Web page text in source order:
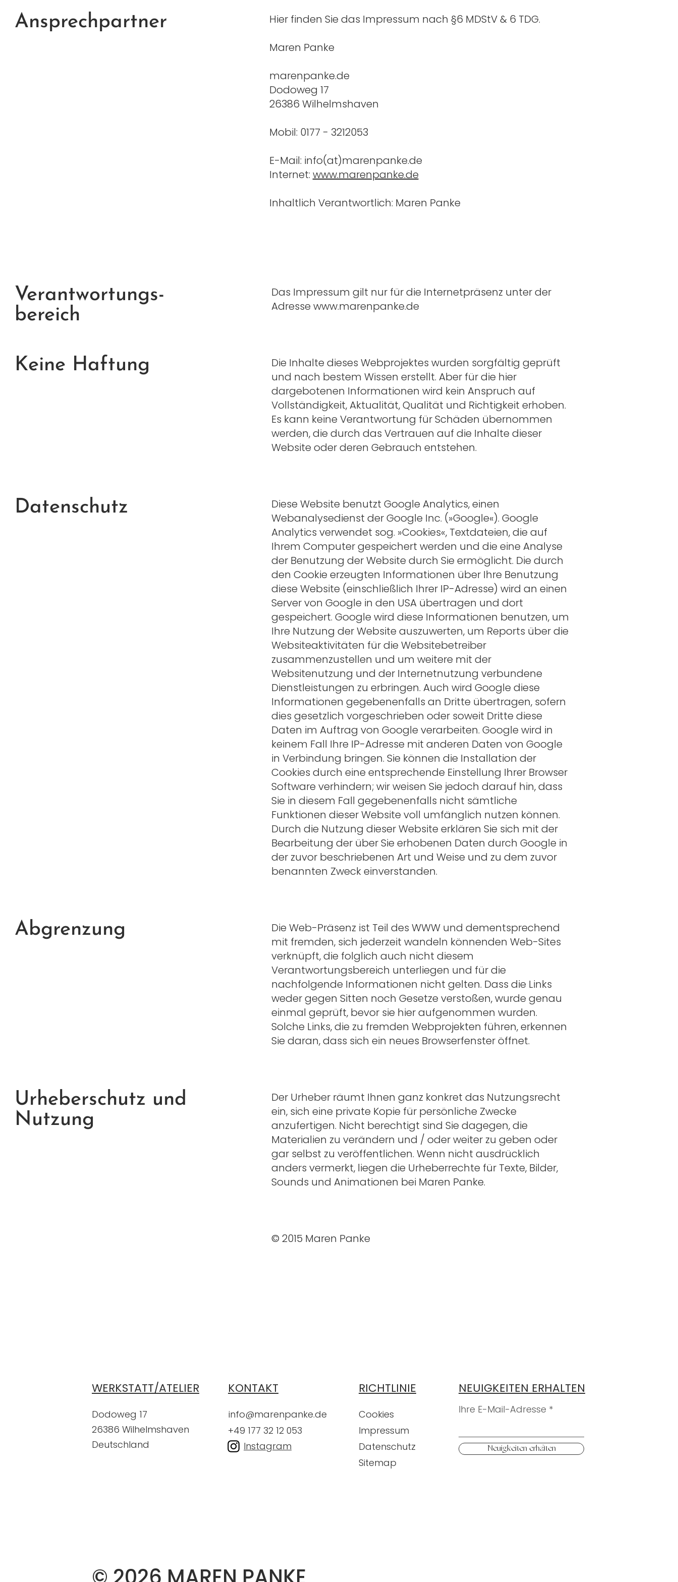
Ansprechpartner
Verantwortungs-
bereich
Keine Haftung
Datenschutz
Abgrenzung
Urheberschutz und
Nutzung
Hier finden Sie das Impressum nach §6 MDStV & 6 TDG.
Maren Panke
marenpanke.de
Dodoweg 17
26386 Wilhelmshaven
Mobil: 0177 - 3212053
E-Mail: info(at)marenpanke.de
Internet: www.marenpanke.de
Inhaltlich Verantwortlich: Maren Panke
Das Impressum gilt nur für die Internetpräsenz unter der
Adresse www.marenpanke.de
Die Inhalte dieses Webprojektes wurden sorgfältig geprüft
und nach bestem Wissen erstellt. Aber für die hier
dargebotenen Informationen wird kein Anspruch auf
Vollständigkeit, Aktualität, Qualität und Richtigkeit erhoben.
Es kann keine Verantwortung für Schäden übernommen
werden, die durch das Vertrauen auf die Inhalte dieser
Website oder deren Gebrauch entstehen.
Diese Website benutzt Google Analytics, einen
Webanalysedienst der Google Inc. (»Google«). Google
Analytics verwendet sog. »Cookies«, Textdateien, die auf
Ihrem Computer gespeichert werden und die eine Analyse
der Benutzung der Website durch Sie ermöglicht. Die durch
den Cookie erzeugten Informationen über Ihre Benutzung
diese Website (einschließlich Ihrer IP-Adresse) wird an einen
Server von Google in den USA übertragen und dort
gespeichert. Google wird diese Informationen benutzen, um
Ihre Nutzung der Website auszuwerten, um Reports über die
Websiteaktivitäten für die Websitebetreiber
zusammenzustellen und um weitere mit der
Websitenutzung und der Internetnutzung verbundene
Dienstleistungen zu erbringen. Auch wird Google diese
Informationen gegebenenfalls an Dritte übertragen, sofern
dies gesetzlich vorgeschrieben oder soweit Dritte diese
Daten im Auftrag von Google verarbeiten. Google wird in
keinem Fall Ihre IP-Adresse mit anderen Daten von Google
in Verbindung bringen. Sie können die Installation der
Cookies durch eine entsprechende Einstellung Ihrer Browser
Software verhindern; wir weisen Sie jedoch darauf hin, dass
Sie in diesem Fall gegebenenfalls nicht sämtliche
Funktionen dieser Website voll umfänglich nutzen können.
Durch die Nutzung dieser Website erklären Sie sich mit der
Bearbeitung der über Sie erhobenen Daten durch Google in
der zuvor beschriebenen Art und Weise und zu dem zuvor
benannten Zweck einverstanden.
Die Web-Präsenz ist Teil des WWW und dementsprechend
mit fremden, sich jederzeit wandeln könnenden Web-Sites
verknüpft, die folglich auch nicht diesem
Verantwortungsbereich unterliegen und für die
nachfolgende Informationen nicht gelten. Dass die Links
weder gegen Sitten noch Gesetze verstoßen, wurde genau
einmal geprüft, bevor sie hier aufgenommen wurden.
Solche Links, die zu fremden Webprojekten führen, erkennen
Sie daran, dass sich ein neues Browserfenster öffnet.
Der Urheber räumt Ihnen ganz konkret das Nutzungsrecht
ein, sich eine private Kopie für persönliche Zwecke
anzufertigen. Nicht berechtigt sind Sie dagegen, die
Materialien zu verändern und / oder weiter zu geben oder
gar selbst zu veröffentlichen. Wenn nicht ausdrücklich
anders vermerkt, liegen die Urheberrechte für Texte, Bilder,
Sounds und Animationen bei Maren Panke.
© 2015 Maren Panke
WERKSTATT/ATELIER
Dodoweg 17
26386 Wilhelmshaven
Deutschland
KONTAKT
info@marenpanke.de
+49 177 32 12 053
Instagram
RICHTLINIE NEUIGKEITEN ERHALTEN
Cookies
Impressum
Datenschutz
Sitemap
Ihre E-Mail-Adresse
Neuigkeiten erhalten